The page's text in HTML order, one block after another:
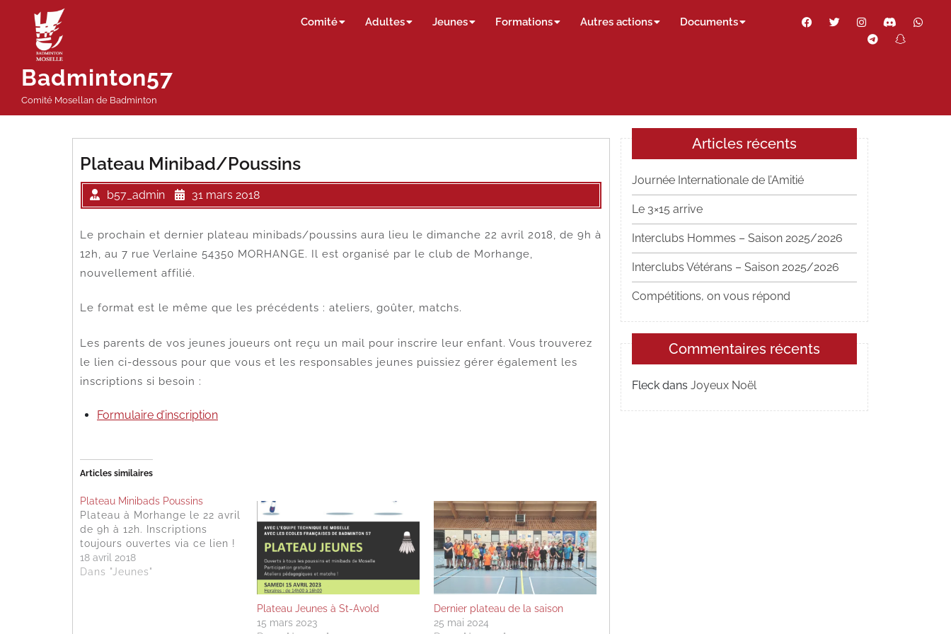
contenu
Badminton57
Comité Mosellan de Badminton
Comité Adultes Jeunes Formations Autres actions Documents Facebook
Twitter InstagramDiscord
Telegram
Plateau Minibad/Poussins
b57_admin 31 mars 2018
Le prochain et dernier plateau minibads/poussins aura lieu le dimanche 22 avril 2018, de 9h à
12h, au 7 rue Verlaine 54350 MORHANGE. Il est organisé par le club de Morhange,
nouvellement affilié.
Le format est le même que les précédents : ateliers, goûter, matchs.
Les parents de vos jeunes joueurs ont reçu un mail pour inscrire leur enfant. Vous trouverez
le lien ci-dessous pour que vous et les responsables jeunes puissiez gérer également les
inscriptions si besoin :
Formulaire d’inscription
Articles similaires
Plateau Minibads Poussins
Plateau à Morhange le 22 avril
de 9h à 12h. Inscriptions
toujours ouvertes via ce lien !
18 avril 2018
Dans "Jeunes"
Plateau Jeunes à St-Avold
15 mars 2023
Dernier plateau de la saison
25 mai 2024
Articles récents
Journée Internationale de l’Amitié
Le 3×15 arrive
Interclubs Hommes – Saison 2025/2026
Interclubs Vétérans – Saison 2025/2026
Compétitions, on vous répond
Commentaires récents
Fleck dans Joyeux Noël